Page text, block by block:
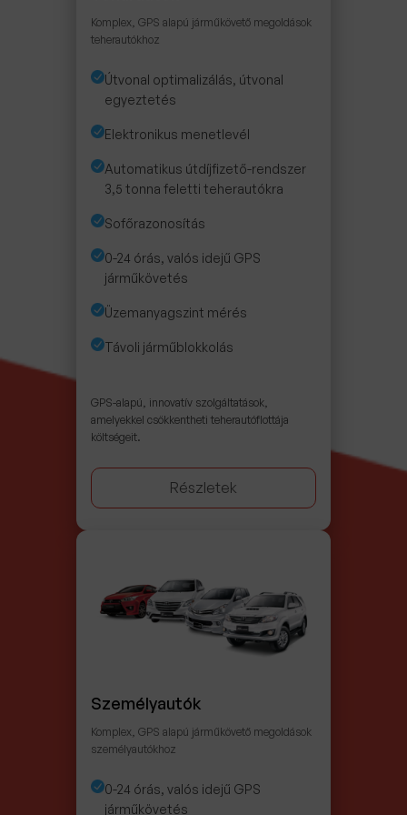
Komplex, GPS alapú járműkövető megoldások
teherautókhoz
Útvonal optimalizálás, útvonal
egyeztetés
Elektronikus menetlevél
Automatikus útdíjfizető-rendszer
3,5 tonna feletti teherautókra
Sofőrazonosítás
0-24 órás, valós idejű GPS
járműkövetés
Üzemanyagszint mérés
Távoli járműblokkolás
GPS-alapú, innovatív szolgáltatások,
amelyekkel csökkentheti teherautóflottája
költségeit.
Részletek
Személyautók
Komplex, GPS alapú járműkövető megoldások
személyautókhoz
0-24 órás, valós idejű GPS
járműkövetés